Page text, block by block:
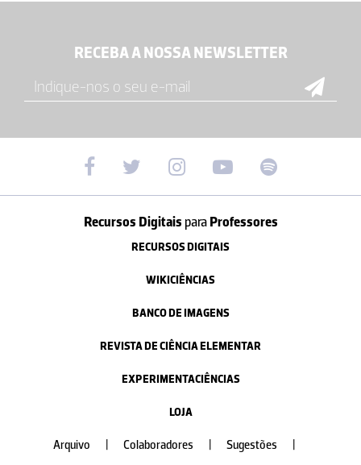
RECEBA A NOSSA NEWSLETTER
Recursos Digitais paraProfessores
RECURSOS DIGITAIS
WIKICIÊNCIAS
BANCO DE IMAGENS
REVISTA DE CIÊNCIA ELEMENTAR
EXPERIMENTACIÊNCIAS
LOJA
Arquivo Colaboradores Sugestões